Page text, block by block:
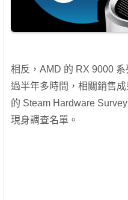
相反，AMD 的 RX 9000
過半年多時間，相關銷售
的 Steam Hardware
現身調查名單。